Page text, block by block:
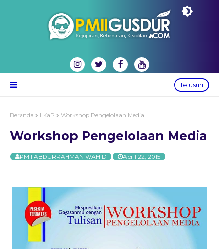
Telusuri
Beranda LKaP Workshop Pengelolaan Media
Workshop Pengelolaan Media
PMII ABDURRAHMAN WAHID April 22, 2015